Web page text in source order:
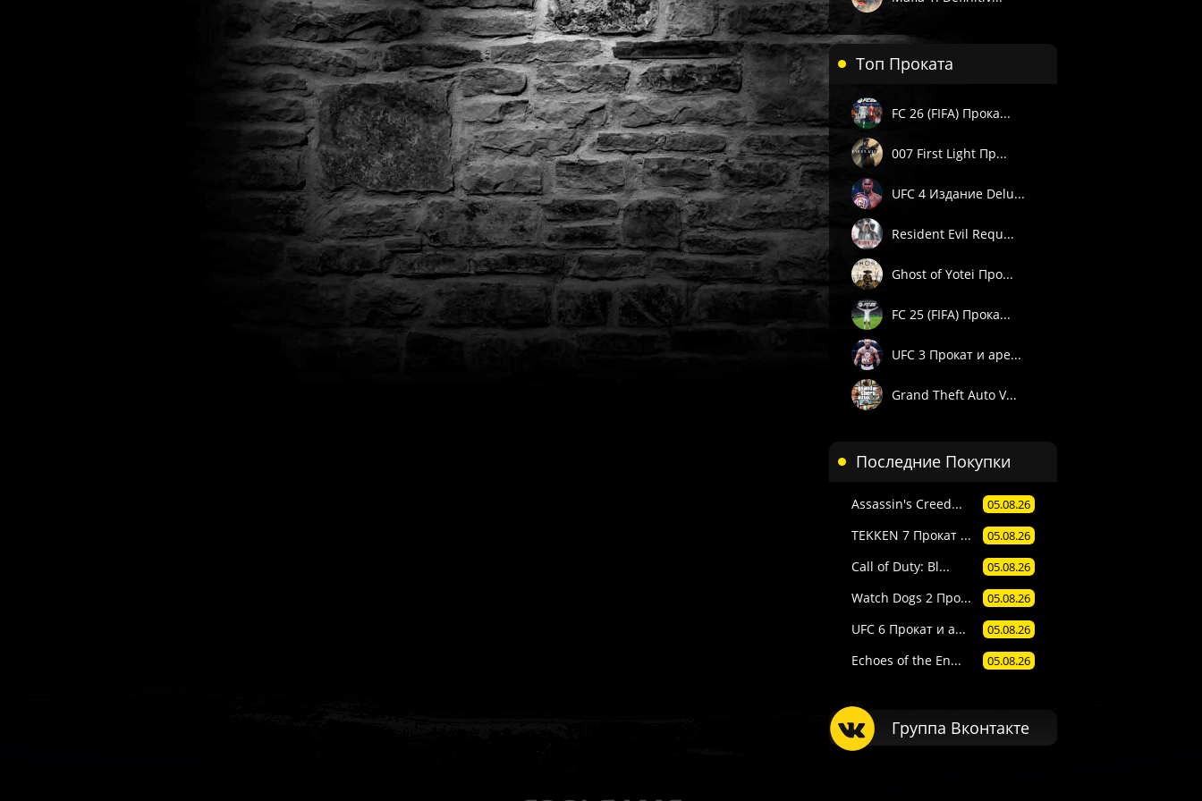
Топ Проката
FC 26 (FIFA) Прока...
007 First Light Пр...
UFC 4 Издание Delu...
Resident Evil Requ...
Ghost of Yotei Про...
FC 25 (FIFA) Прока...
UFC 3 Прокат и аре...
Grand Theft Auto V...
Последние Покупки
Assassin's Creed... 05.08.26
TEKKEN 7 Прокат ... 05.08.26
Call of Duty: Bl... 05.08.26
Watch Dogs 2 Про... 05.08.26
UFC 6 Прокат и а... 05.08.26
Echoes of the En... 05.08.26
Группа Вконтакте